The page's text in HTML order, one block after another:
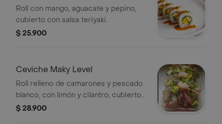
Roll con mango, aguacate y pepino,
cubierto con salsa teriyaki.
$ 25.900
Ceviche Maky Level
Roll relleno de camarones y pescado
blanco, con limón y cilantro, cubierto
con topping de ceviche, aguacate y
$ 28.900